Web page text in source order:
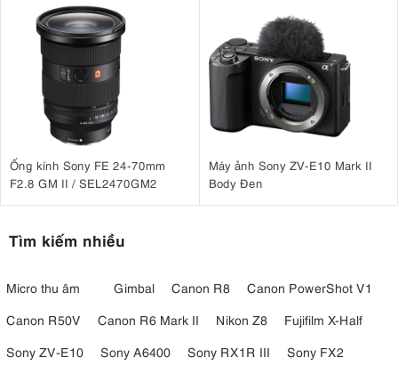
Ống kính Sony FE 24-70mm
F2.8 GM II / SEL2470GM2
Máy ảnh Sony ZV-E10 Mark II
Body Đen
Tìm kiếm nhiều
Micro thu âm Gimbal Canon R8
Canon PowerShot V1
Canon R50V
Canon R6 Mark II Nikon Z8
Fujifilm X-Half
Sony ZV-E10
Sony A6400 Sony RX1R III
Sony FX2